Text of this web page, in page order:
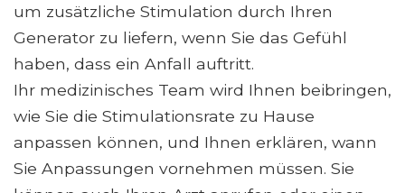
um zusätzliche Stimulation durch Ihren
Generator zu liefern, wenn Sie das Gefühl
haben, dass ein Anfall auftritt.
Ihr medizinisches Team wird Ihnen beibringen,
wie Sie die Stimulationsrate zu Hause
anpassen können, und Ihnen erklären, wann
Sie Anpassungen vornehmen müssen. Sie